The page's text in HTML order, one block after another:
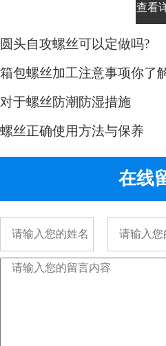
平时
奇，
下：
工方
采用
查看
圆头自攻螺丝可以定做吗?
箱包螺丝加工注意事项你了
对于螺丝防潮防湿措施
螺丝正确使用方法与保养
在线